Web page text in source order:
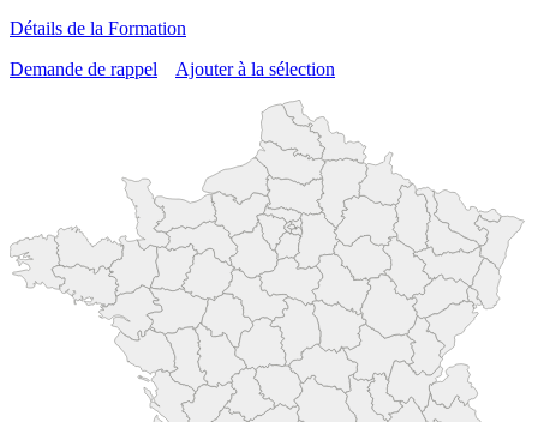
Détails de la Formation
Demande de rappel
Ajouter à la sélection